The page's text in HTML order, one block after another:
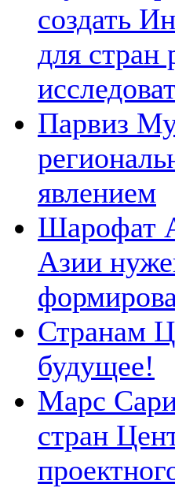
создать
для стран
Парвиз
явлением
Шарофат
Азии
Странам
будущее!
Марс
стран